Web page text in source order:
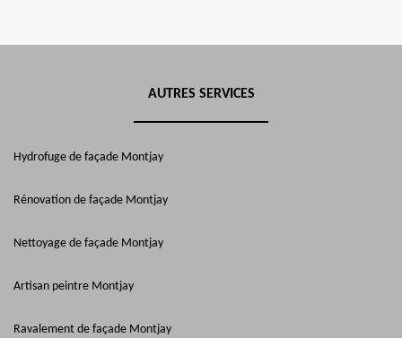
AUTRES SERVICES
Hydrofuge de façade Montjay
Rénovation de façade Montjay
Nettoyage de façade Montjay
Artisan peintre Montjay
Ravalement de façade Montjay